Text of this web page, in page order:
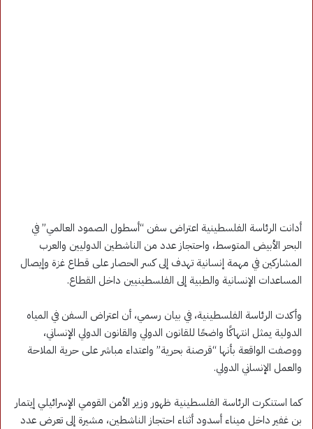
أدانت الرئاسة الفلسطينية اعتراض سفن “أسطول الصمود العالمي” في
البحر الأبيض المتوسط، واحتجاز عدد من الناشطين الدوليين والعرب
المشاركين في مهمة إنسانية تهدف إلى كسر الحصار على قطاع غزة وإيصال
المساعدات الإنسانية والطبية إلى الفلسطينيين داخل القطاع.
وأكدت الرئاسة الفلسطينية، في بيان رسمي، أن اعتراض السفن في المياه
الدولية يمثل انتهاكًا واضحًا للقانون الدولي والقانون الدولي الإنساني،
ووصفت الواقعة بأنها “قرصنة بحرية” واعتداء مباشر على حرية الملاحة
والعمل الإنساني الدولي.
كما استنكرت الرئاسة الفلسطينية ظهور وزير الأمن القومي الإسرائيلي إيتمار
بن غفير داخل ميناء أسدود أثناء احتجاز الناشطين، مشيرة إلى تعرض عدد